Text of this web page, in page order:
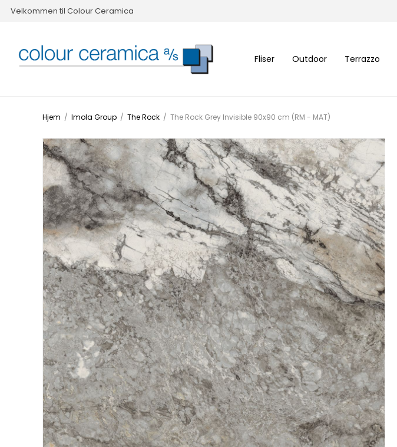
Velkommen til Colour Ceramica
Fliser Outdoor Terrazzo
Hjem / Imola Group / The Rock / The Rock Grey Invisible 90x90 cm (RM - MAT)